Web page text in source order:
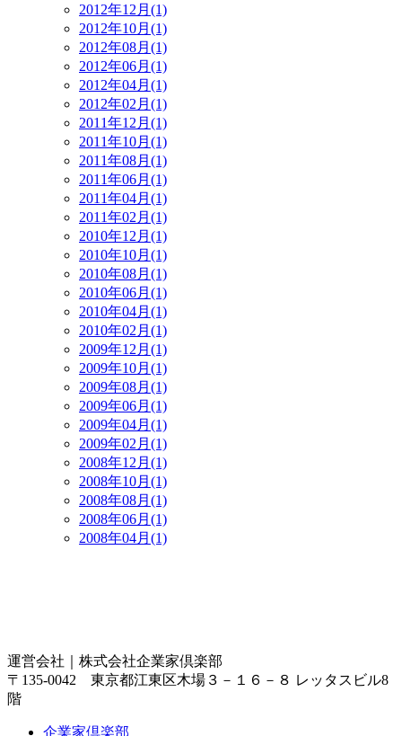
2012年12月(1)
2012年10月(1)
2012年08月(1)
2012年06月(1)
2012年04月(1)
2012年02月(1)
2011年12月(1)
2011年10月(1)
2011年08月(1)
2011年06月(1)
2011年04月(1)
2011年02月(1)
2010年12月(1)
2010年10月(1)
2010年08月(1)
2010年06月(1)
2010年04月(1)
2010年02月(1)
2009年12月(1)
2009年10月(1)
2009年08月(1)
2009年06月(1)
2009年04月(1)
2009年02月(1)
2008年12月(1)
2008年10月(1)
2008年08月(1)
2008年06月(1)
2008年04月(1)
運営会社｜ 株式会社企業家倶楽部
〒135-0042 東京都江東区木場３－１６－８ レッタスビル8
階
企業家倶楽部